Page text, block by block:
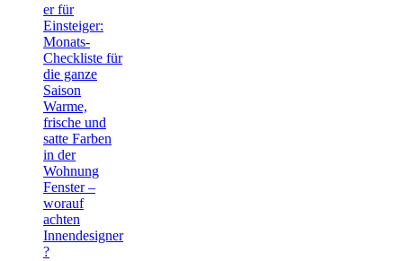
er für
Einsteiger:
Monats-
Checkliste für
die ganze
Saison
Warme,
frische und
satte Farben
in der
Wohnung
Fenster –
worauf
achten
Innendesigner
?